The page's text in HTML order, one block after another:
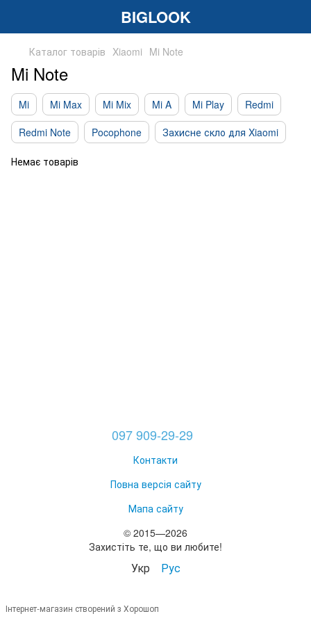
BIGLOOK
Каталог товарів Xiaomi Mi Note
Mi Note
Mi Mi Max Mi Mix Mi A Mi Play
Redmi
Redmi Note
Pocophone Захисне скло для Xiaomi
Немає товарів
097 909-29-29
Контакти
Повна версія сайту
Мапа сайту
© 2015—2026
Захистіть те, що ви любите!
Укр Рус
Інтернет-магазин створений з Хорошоп